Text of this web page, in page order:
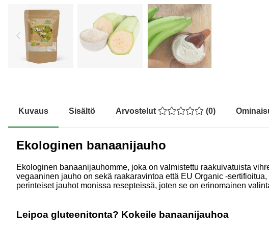
Kuvaus Sisältö Arvostelut (0)
Ekologinen banaanijauho
Ekologinen banaanijauhomme, joka on valmistettu raakuivatuista
vegaaninen jauho on sekä raakaravintoa että EU Organic -
perinteiset jauhot monissa resepteissä, joten se on erinomainen
Leipoa gluteenitonta? Kokeile banaanijauhoa